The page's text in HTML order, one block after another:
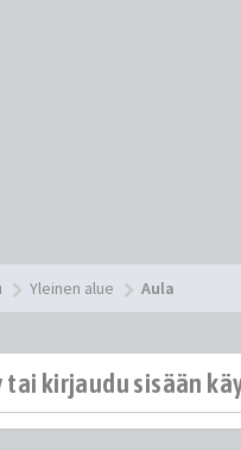
Yleinen alue Aula
tai kirjaudu sisään